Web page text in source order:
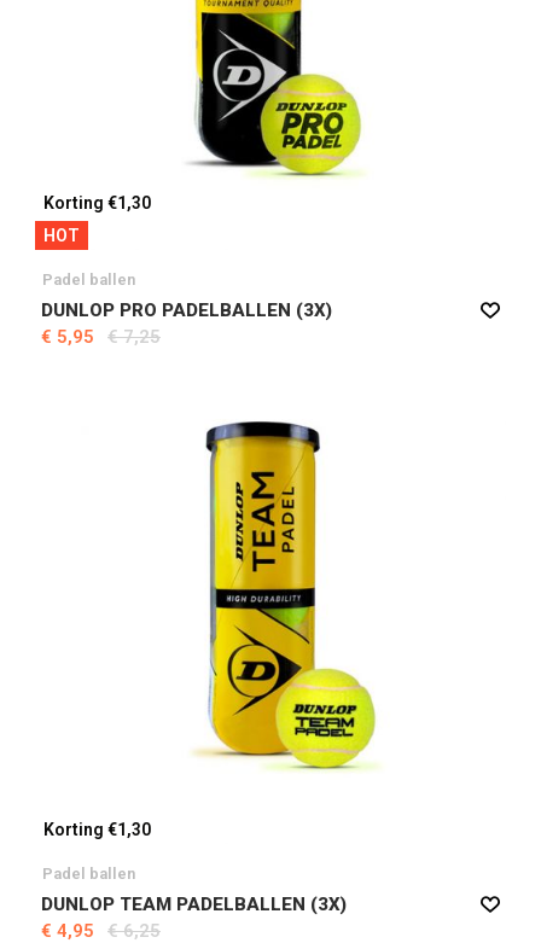
Korting €1,30
HOT
Padel ballen
DUNLOP PRO PADELBALLEN (3X)
€ 5,95
€ 7,25
Korting €1,30
Padel ballen
DUNLOP TEAM PADELBALLEN (3X)
€ 4,95
€ 6,25